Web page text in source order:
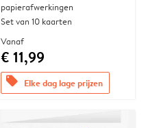
papierafwerkingen
Set van 10 kaarten
Vanaf
€ 11,99
offers Elke dag lage prijzen